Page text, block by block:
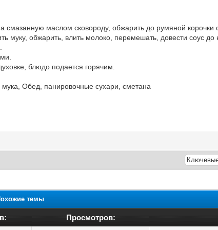
маслом сковороду, обжарить до румяной корочки
муку, обжарить, влить молоко, перемешать, довести соус
блюдо подается горячим.
Обед, панировочные сухари, сметана
темы
Просмотров: